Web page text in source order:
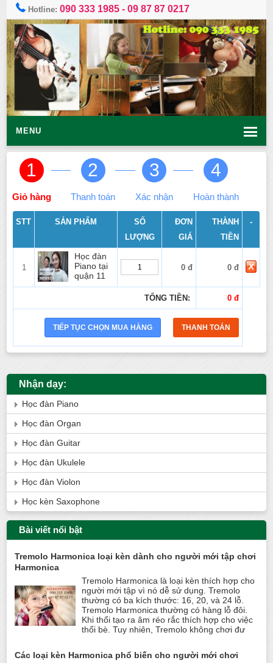
Hotline:090 333 1985 -09 87 87 0217
MENU
1
Giỏ hàng
2
Thanh toán
3
Xác nhận
4
Hoàn thành
STT SẢN PHẨM
SỐ
LƯỢNG
ĐƠN
GIÁ
THÀNH
TIỀN
-
1
Học đàn
Piano tại
quận 11
0 đ 0 đ
TỔNG TIỀN: 0 đ
Nhận dạy:
Học đàn Piano
Học đàn Organ
Học đàn Guitar
Học đàn Ukulele
Học đàn Violon
Học kèn Saxophone
Bài viết nổi bật
Tremolo Harmonica loại kèn dành cho người mới tập chơi
Harmonica
Tremolo Harmonica là loại kèn thích hợp cho
người mới tập vì nó dễ sử dụng. Tremolo
thường có ba kích thước: 16, 20, và 24 lỗ.
Tremolo Harmonica thường có hàng lỗ đôi.
Khi thổi tạo ra âm réo rắc thích hợp cho việc
thổi bè. Tuy nhiên, Tremolo không chơi đư
Các loại kèn Harmonica phổ biến cho người mới chơi